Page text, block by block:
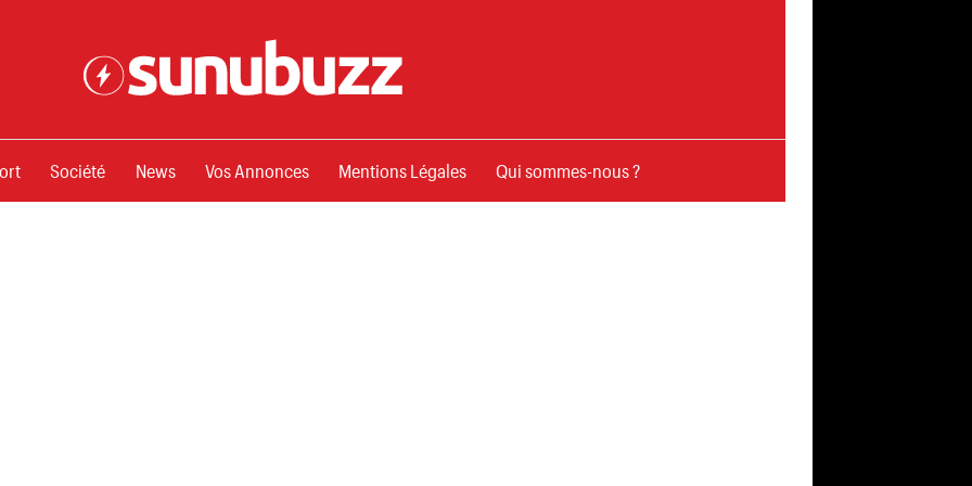
Société News Vos Annonces Mentions Légales Qui sommes-nous ?